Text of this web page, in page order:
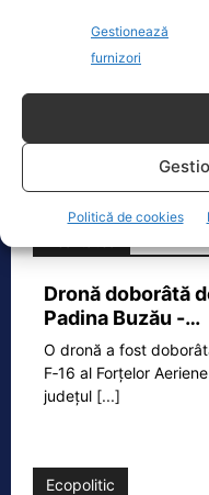
Gestionează
furnizori
Politică de cookies
media. Pensionari
au fost amendați
interzis conținutul
excepția membrilor
Dronă doborâtă
Padina Buzău -…
O dronă a fost
F‑16 al Forțelor
județul [...]
Ecopolitic